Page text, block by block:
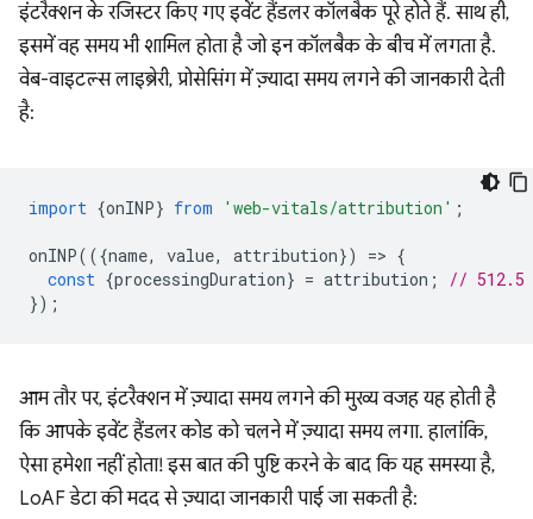
इंटरैक्शन के रजिस्टर किए गए इवेंट हैंडलर कॉलबैक पूरे होते हैं. साथ ही,
इसमें वह समय भी शामिल होता है जो इन कॉलबैक के बीच में लगता है.
वेब-वाइटल्स लाइब्रेरी, प्रोसेसिंग में ज़्यादा समय लगने की जानकारी देती
है:
import {onINP} from 'web-vitals/attribution' ;
onINP(({name, value, attribution}) => {
const {processingDuration} = attribution ;
// 512.5
});
आम तौर पर, इंटरैक्शन में ज़्यादा समय लगने की मुख्य वजह यह होती है
कि आपके इवेंट हैंडलर कोड को चलने में ज़्यादा समय लगा. हालांकि,
ऐसा हमेशा नहीं होता! इस बात की पुष्टि करने के बाद कि यह समस्या है,
LoAF डेटा की मदद से ज़्यादा जानकारी पाई जा सकती है: